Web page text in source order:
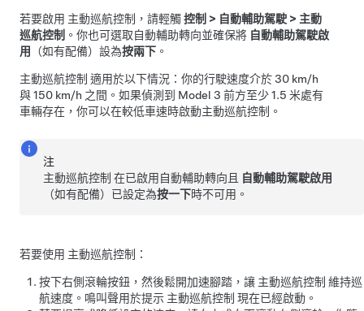
若要啟用 主動巡航控制 ，請輕觸 控制 > 自動輔助駕駛 > 主動
巡航控制 。 你也可選取自動輔助轉向並確保將 自動輔助駕駛啟
用
（如有配備） 設為按兩下 。
主動巡航控制 適用於以下情況：你的行駛速度介於30 km/h
與150 km/h 之間。如果偵測到 Model 3 前方至少1.5 米處有
車輛存在，你可以在較低車速時啟動主動巡航控制 。
注
主動巡航控制 在已啟用 自動輔助轉向 且 自動輔助駕駛啟用
（如有配備） 已設定為按一下時不可用。
若要使用 主動巡航控制 ：
按下右側滾輪按鈕，然後鬆開加速腳踏，讓 主動巡航控制 維持巡
航速度。鳴叫聲用於提示 主動巡航控制 現在已經啟動。